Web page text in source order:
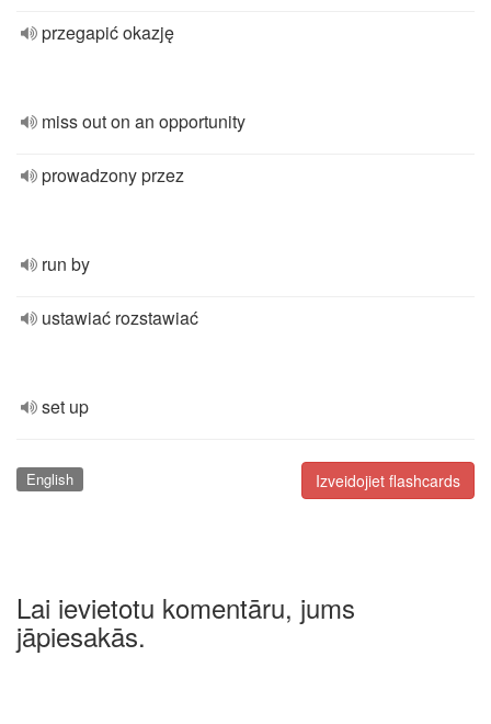
przegapić okazję
miss out on an opportunity
prowadzony przez
run by
ustawiać rozstawiać
set up
Izveidojiet flashcards
English
Lai ievietotu komentāru, jums
jāpiesakās.